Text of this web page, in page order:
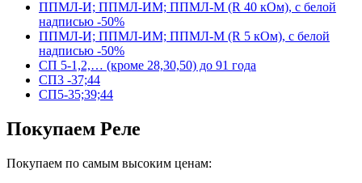
ППМЛ-И; ППМЛ-ИМ; ППМЛ-М (R 40 кОм), с белой
надписью -50%
ППМЛ-И; ППМЛ-ИМ; ППМЛ-М (R 5 кОм), с белой
надписью -50%
СП 5-1,2,… (кроме 28,30,50) до 91 года
СП3 -37;44
СП5-35;39;44
Покупаем Реле
Покупаем по самым высоким ценам: